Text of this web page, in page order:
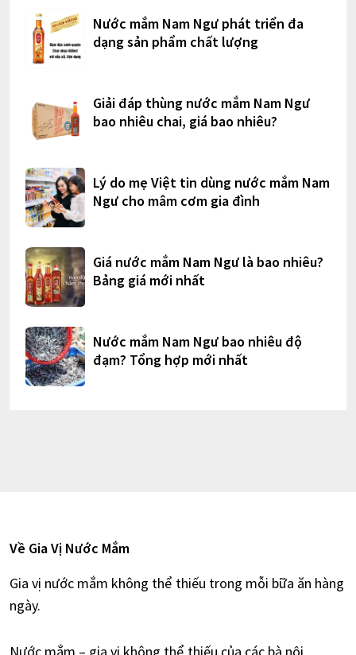
Nước mắm Nam Ngư phát triển đa
dạng sản phẩm chất lượng
Giải đáp thùng nước mắm Nam Ngư
bao nhiêu chai, giá bao nhiêu?
Lý do mẹ Việt tin dùng nước mắm Nam
Ngư cho mâm cơm gia đình
Giá nước mắm Nam Ngư là bao nhiêu?
Bảng giá mới nhất
Nước mắm Nam Ngư bao nhiêu độ
đạm? Tổng hợp mới nhất
Về Gia Vị Nước Mắm
Gia vị nước mắm không thể thiếu trong mỗi bữa ăn hàng
ngày.